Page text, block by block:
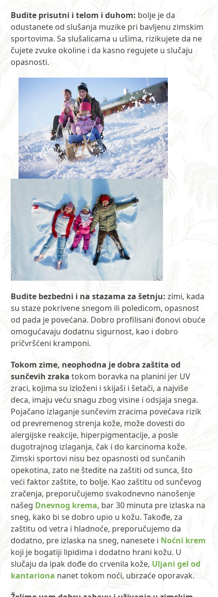
Budite prisutni i telom i duhom: bolje je da
odustanete od slušanja muzike pri bavljenu zimskim
sportovima. Sa slušalicama u ušima, rizikujete da ne
čujete zvuke okoline i da kasno regujete u slučaju
opasnosti.
Budite bezbedni i na stazama za šetnju: zimi, kada
su staze pokrivene snegom ili poledicom, opasnost
od pada je povećana. Dobro profilisani đonovi obuće
omogućavaju dodatnu sigurnost, kao i dobro
pričvršćeni kramponi.
Tokom zime, neophodna je dobra zaštita od
sunčevih zraka tokom boravka na planini jer UV
zraci, kojima su izloženi i skijaši i šetači, a najviše
deca, imaju veću snagu zbog visine i odsjaja snega.
Pojačano izlaganje sunčevim zracima povećava rizik
od prevremenog strenja kože, može dovesti do
alergijske reakcije, hiperpigmentacije, a posle
dugotrajnog izlaganja, čak i do karcinoma kože.
Zimski sportovi nisu bez opasnosti od sunčanih
opekotina, zato ne štedite na zaštiti od sunca, što
veći faktor zaštite, to bolje. Kao zaštitu od sunčevog
zračenja, preporučujemo svakodnevno nanošenje
našeg Dnevnog krema, bar 30 minuta pre izlaska na
sneg, kako bi se dobro upio u kožu. Takođe, za
zaštitu od vetra i hladnoće, preporučujemo da
dodatno, pre izlaska na sneg, nanesete i Noćni krem
koji je bogatiji lipidima i dodatno hrani kožu. U
slučaju da ipak dođe do crvenila kože, Uljani gel od
kantariona nanet tokom noći, ubrzaće oporavak.